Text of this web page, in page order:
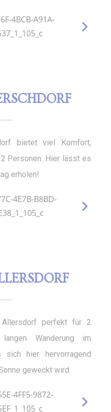
bietet viel Komfort,
Personen. Hier lässt es
erholen!
perfekt für 2
Wanderung im
hier hervorragend
geweckt wird.